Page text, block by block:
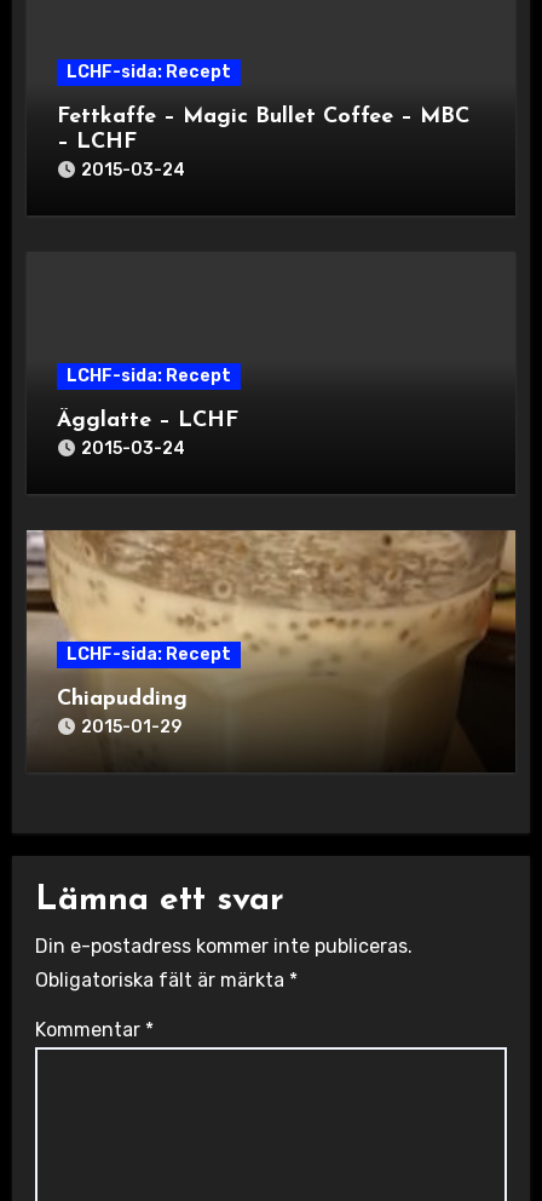
LCHF-sida: Recept
Fettkaffe – Magic Bullet Coffee – MBC
– LCHF
2015-03-24
LCHF-sida: Recept
Ägglatte – LCHF
2015-03-24
LCHF-sida: Recept
Chiapudding
2015-01-29
Lämna ett svar
Din e-postadress kommer inte publiceras.
Obligatoriska fält är märkta *
Kommentar *